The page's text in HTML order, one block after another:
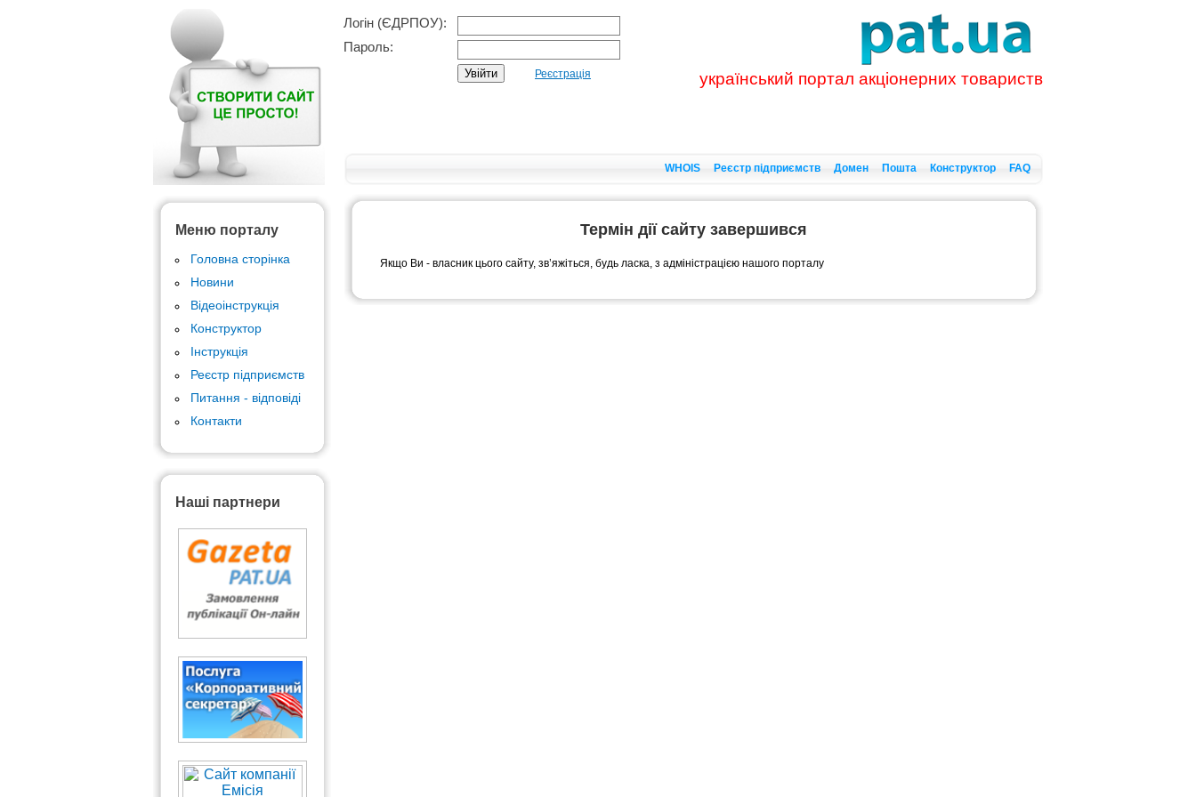
Логін (ЄДРПОУ):
Пароль:
Реєстрація український портал акціонерних товариств
WHOIS Реєстр підприємств Домен Пошта Конструктор FAQ
Меню порталу
Головна сторінка
Новини
Відеоінструкція
Конструктор
Інструкція
Реєстр підприємств
Питання - відповіді
Контакти
Наші партнери
Термін дії сайту завершився
Якщо Ви - власник цього сайту, зв’яжіться, будь ласка, з адміністрацією нашого порталу